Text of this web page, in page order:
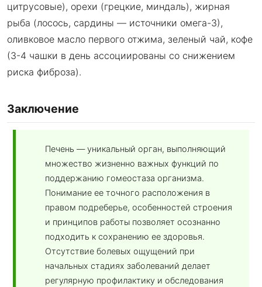
цитрусовые), орехи (грецкие, миндаль), жирная
рыба (лосось, сардины — источники омега-3),
оливковое масло первого отжима, зеленый чай, кофе
(3-4 чашки в день ассоциированы со снижением
риска фиброза).
Заключение
Печень — уникальный орган, выполняющий
множество жизненно важных функций по
поддержанию гомеостаза организма.
Понимание ее точного расположения в
правом подреберье, особенностей строения
и принципов работы позволяет осознанно
подходить к сохранению ее здоровья.
Отсутствие болевых ощущений при
начальных стадиях заболеваний делает
регулярную профилактику и обследования